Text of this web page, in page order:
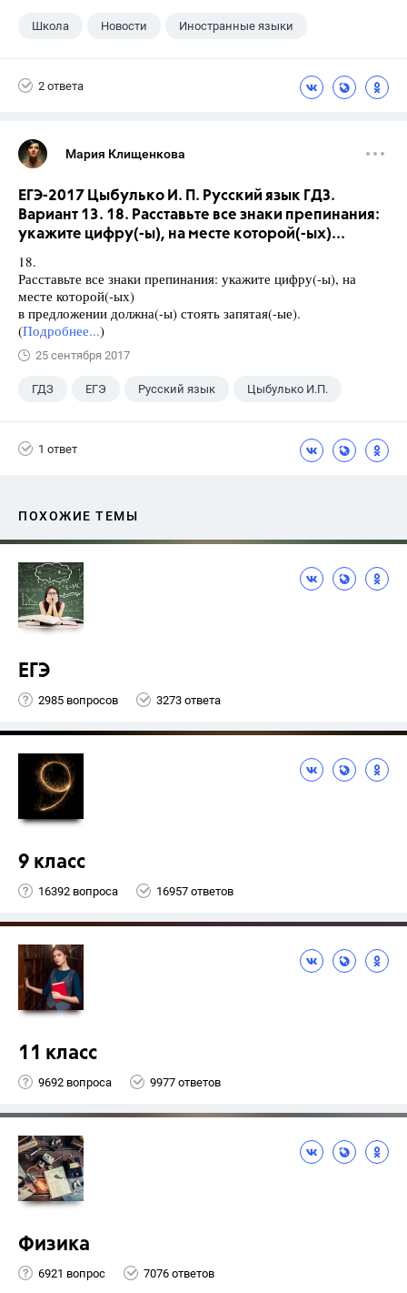
Школа Новости Иностранные языки
2 ответа
Мария Клищенкова
ЕГЭ-2017 Цыбулько И. П. Русский язык ГДЗ.
Вариант 13. 18. Расставьте все знаки препинания:
укажите цифру(-ы), на месте которой(-ых)...
18.
Расставьте все знаки препинания: укажите цифру(-ы), на
месте которой(-ых)
в предложении должна(-ы) стоять запятая(-ые).
(Подробнее...)
25 сентября 2017
ГДЗ ЕГЭ Русский язык Цыбулько И.П.
1 ответ
ПОХОЖИЕ ТЕМЫ
ЕГЭ
2985 вопросов 3273 ответа
9 класс
16392 вопроса 16957 ответов
11 класс
9692 вопроса 9977 ответов
Физика
6921 вопрос 7076 ответов